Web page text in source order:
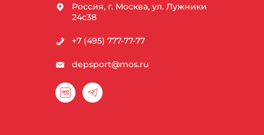
Россия, г. Москва, ул. Лужники
24с38
+7 (495) 777-77-77
depsport@mos.ru